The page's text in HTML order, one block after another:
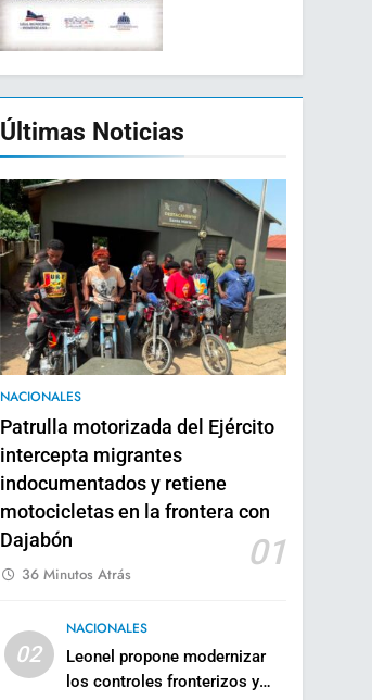
Últimas Noticias
NACIONALES
Patrulla motorizada del Ejército
intercepta migrantes
indocumentados y retiene
motocicletas en la frontera con
Dajabón
01
36 Minutos Atrás
02
NACIONALES
Leonel propone modernizar
los controles fronterizos y